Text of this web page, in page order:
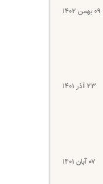
۰۹ بهمن ۱۴۰۲
۲۳ آذر ۱۴۰۱
۰۷ آبان ۱۴۰۱